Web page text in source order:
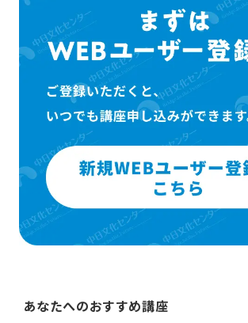
あなたへのおすすめ講座